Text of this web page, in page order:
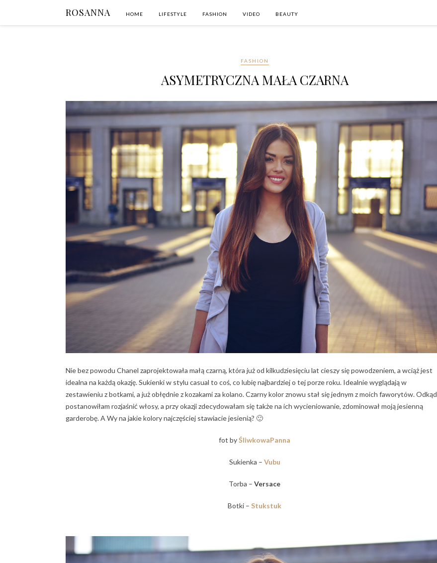
ROSANNA HOME LIFESTYLE FASHION VIDEO BEAUTY
FASHION
ASYMETRYCZNA MAŁA CZARNA
Nie bez powodu Chanel zaprojektowała małą czarną, która już od kilkudziesięciu lat cieszy się powodzeniem, a wciąż jest
idealna na każdą okazję. Sukienki w stylu casual to coś, co lubię najbardziej o tej porze roku. Idealnie wyglądają w
zestawieniu z botkami, a już obłędnie z kozakami za kolano. Czarny kolor znowu stał się jednym z moich faworytów. Odkąd
postanowiłam rozjaśnić włosy, a przy okazji zdecydowałam się także na ich wycieniowanie, zdominował moją jesienną
garderobę. A Wy na jakie kolory najczęściej stawiacie jesienią? 🙂
fot byŚliwkowaPanna
Sukienka – Vubu
Torba – Versace
Botki – Stukstuk